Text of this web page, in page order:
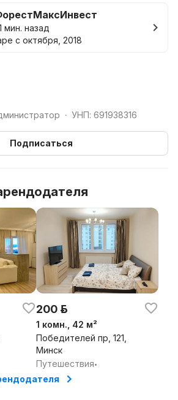
время
несколько суток
(по договорённости)
предоплата.
мин. назад
с октября, 2018
• УНП: 691938316
Подписаться
200 р.
1 комн., 42 м²
Победителей пр, 121,
Минск
Путешествия•